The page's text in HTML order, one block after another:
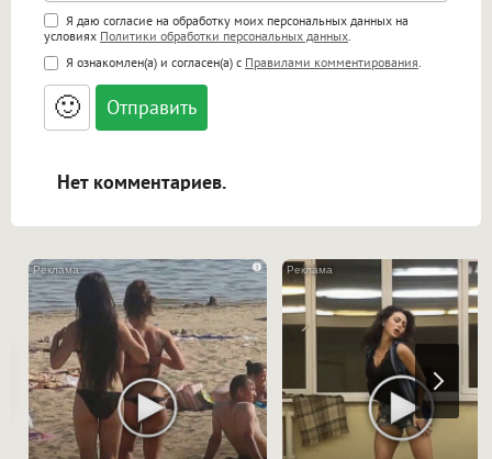
Поддержка HTML
<b>, <strong>, <u>, <i>, <em>, <s>, <big>,
<small>, <sup>, <sub>, <pre>, <ul>, <ol>, <li>,
<blockquote>, <code> экранирует HTML,
адреса URL автоматически становятся
ссылками, и [img]адрес[/img] будет
Я даю согласие на обработку моих персональных данных на
условиях Политики обработки персональных данных.
Я ознакомлен(а) и согласен(а) с Правилами комментирования.
🙂
Нет комментариев.
i